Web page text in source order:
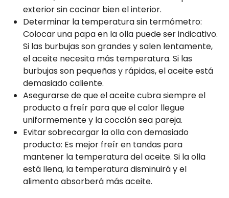
exterior sin cocinar bien el interior.
Determinar la temperatura sin termómetro:
Colocar una papa en la olla puede ser indicativo.
Si las burbujas son grandes y salen lentamente,
el aceite necesita más temperatura. Si las
burbujas son pequeñas y rápidas, el aceite está
demasiado caliente.
Asegurarse de que el aceite cubra siempre el
producto a freír para que el calor llegue
uniformemente y la cocción sea pareja.
Evitar sobrecargar la olla con demasiado
producto: Es mejor freír en tandas para
mantener la temperatura del aceite. Si la olla
está llena, la temperatura disminuirá y el
alimento absorberá más aceite.